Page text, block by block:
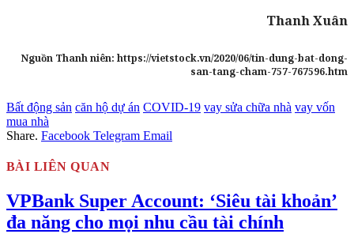
Thanh Xuân
Nguồn Thanh niên: https://vietstock.vn/2020/06/tin-dung-bat-dong-
san-tang-cham-757-767596.htm
Bất động sản căn hộ dự án COVID-19 vay sửa chữa nhà vay vốn
mua nhà
Share. Facebook Telegram Email
BÀI LIÊN QUAN
VPBank Super Account: ‘Siêu tài khoản’
đa năng cho mọi nhu cầu tài chính